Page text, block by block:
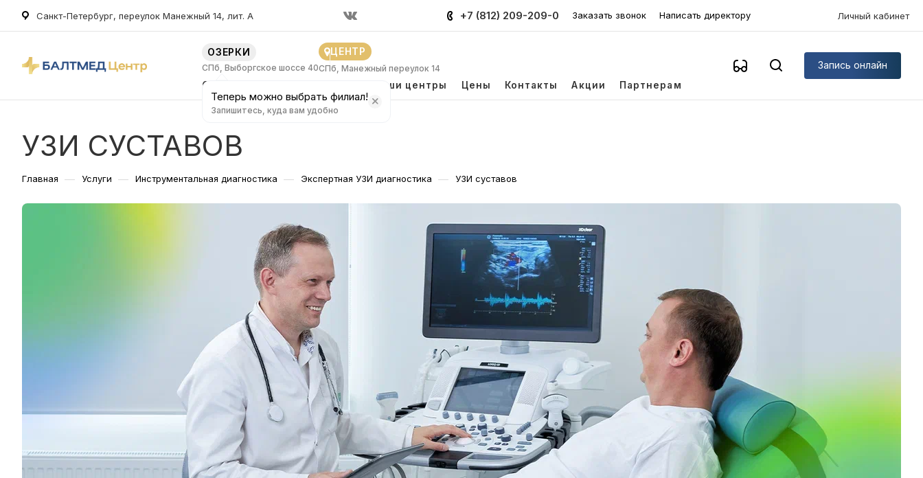
Санкт-Петербург, переулок Манежный 14, лит. А +7 (812) 209-209-0 Заказать звонок Написать директору Личный кабинет
ОЗЕРКИ
СПб, Выборгское шоссе 40
ЦЕНТР
СПб, Манежный переулок 14
Теперь можно выбрать филиал!
Запишитесь, куда вам удобно
О клинике Наши центры Цены Контакты Акции Партнерам
Запись онлайн
УЗИ СУСТАВОВ
Главная — Услуги — Инструментальная диагностика — Экспертная УЗИ диагностика — УЗИ суставов